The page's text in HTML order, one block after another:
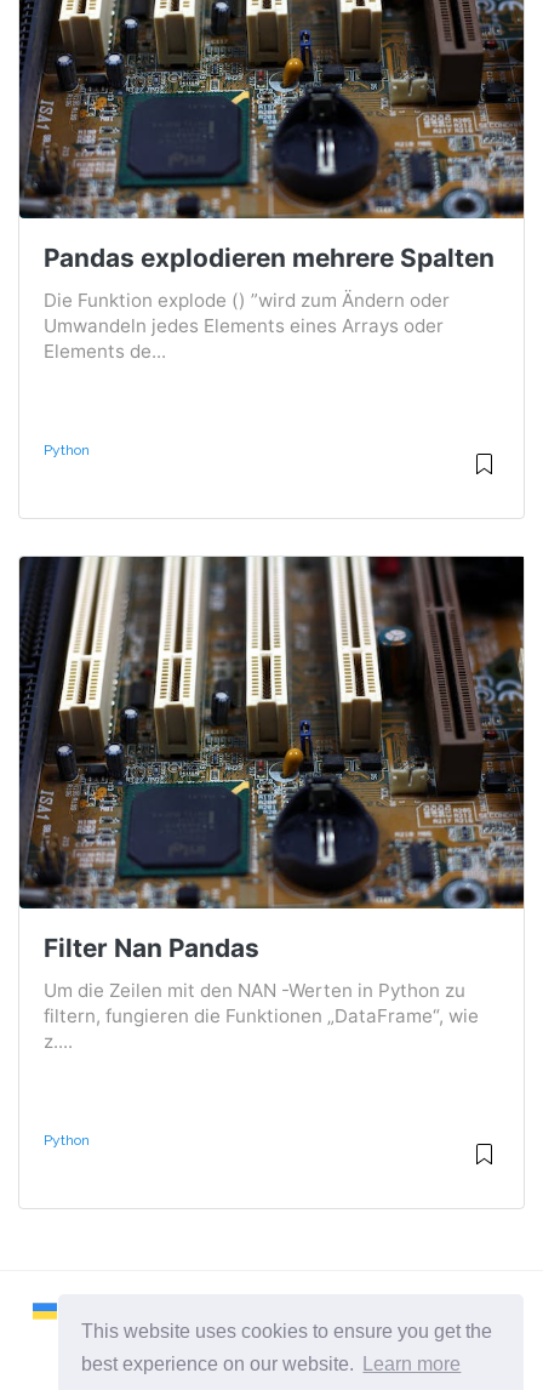
This website uses cookies to ensure you get the
best experience on our website.
Learn more
Pandas explodieren mehrere Spalten
Die Funktion explode () ”wird zum Ändern oder
Umwandeln jedes Elements eines Arrays oder
Elements de...
Python
Filter Nan Pandas
Um die Zeilen mit den NAN -Werten in Python zu
filtern, fungieren die Funktionen „DataFrame“, wie
z....
Python